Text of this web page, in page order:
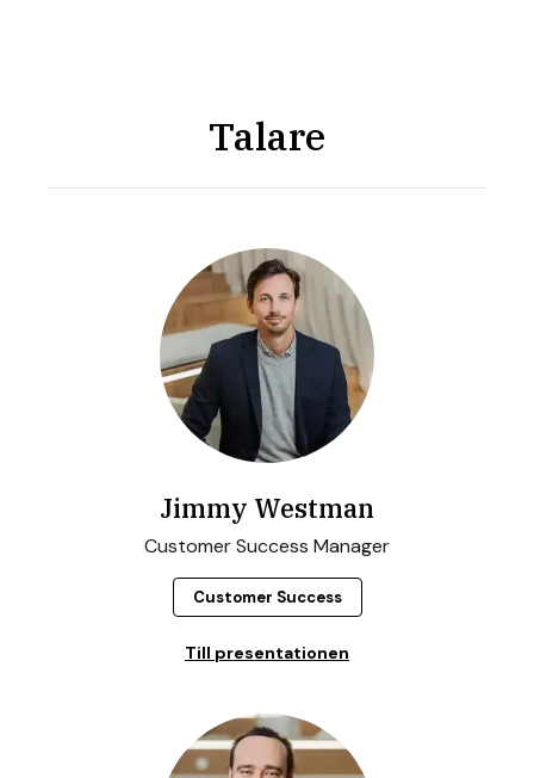
Talare
Jimmy Westman
Customer Success Manager
Customer Success
Till presentationen